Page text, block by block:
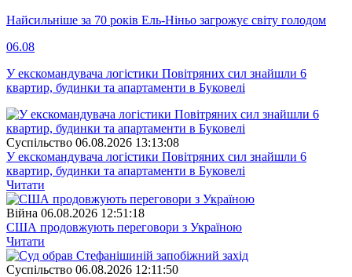
Найсильніше за 70 років Ель-Ніньо загрожує світу голодом
06.08
У екскомандувача логістики Повітряних сил знайшли 6
квартир, будинки та апартаменти в Буковелі
Суспiльство 06.08.2026 13:13:08
У екскомандувача логістики Повітряних сил знайшли 6
квартир, будинки та апартаменти в Буковелі
Читати
Війна 06.08.2026 12:51:18
США продовжують переговори з Україною
Читати
Суспiльство 06.08.2026 12:11:50